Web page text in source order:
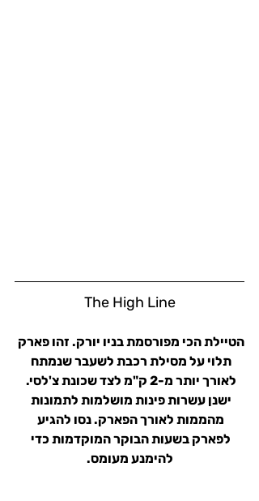
The High Line
הטיילת הכי מפורסמת בניו יורק. זהו פארק
תלוי על מסילת רכבת לשעבר שנמתח
לאורך יותר מ-2 ק"מ לצד שכונת צ'לסי.
ישנן עשרות פינות מושלמות לתמונות
מהממות לאורך הפארק. נסו להגיע
לפארק בשעות הבוקר המוקדמות כדי
להימנע מעומס.